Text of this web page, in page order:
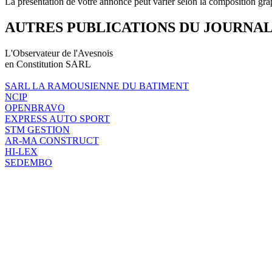
AUTRES PUBLICATIONS DU JOURNAL
L'Observateur de l'Avesnois
en Constitution SARL
SARL LA RAMOUSIENNE DU BATIMENT
NCIP
OPENBRAVO
EXPRESS AUTO SPORT
STM GESTION
AR-MA CONSTRUCT
HI-LEX
SEDEMBO